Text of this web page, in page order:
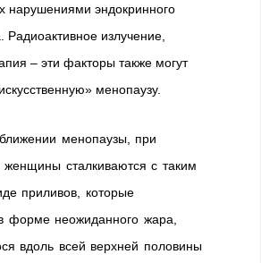
нарушениями эндокринного
Радиоактивное излучение,
– эти факторы также могут
менопаузу.
менопаузы, при
женщины сталкиваются с таким
приливов, которые
форме неожиданного жара,
вдоль всей верхней половины